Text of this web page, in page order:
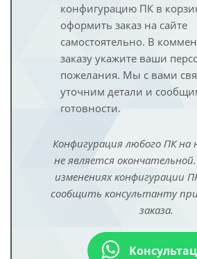
конфигурацию ПК в
оформить заказ на сайте
самостоятельно. В
заказу укажите ваши
пожелания. Мы с вами
уточним детали и
готовности.
Конфигурация любого ПК
не является
изменениях конфигурации
сообщить консультанту
заказа.